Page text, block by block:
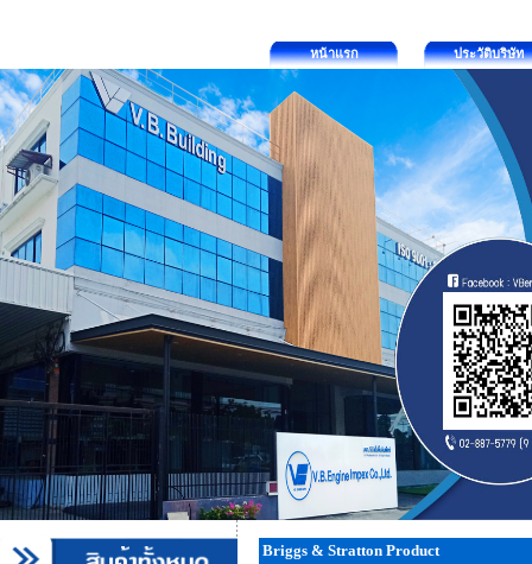
หน้าแรก ประวัติบริษัท
Briggs & Stratton Product